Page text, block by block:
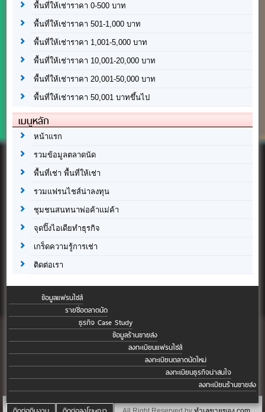
พื้นที่ให้เช่าราคา 0-500 บาท
พื้นที่ให้เช่าราคา 501-1,000 บาท
พื้นที่ให้เช่าราคา 1,001-5,000 บาท
พื้นที่ให้เช่าราคา 10,001-20,000 บาท
พื้นที่ให้เช่าราคา 20,001-50,000 บาท
พื้นที่ให้เช่าราคา 50,001 บาทขึ้นไป
เมนูหลัก
หน้าแรก
รวมข้อมูลตลาดนัด
พื้นที่เช่า พื้นที่ให้เช่า
รวมแฟรนไชส์น่าลงทุน
ชุมชนสนทนาพ่อค้าแม่ค้า
จุดปิ๊งไอเดียทำธุรกิจ
เกร็ดความรู้การเช่า
ติดต่อเรา
ข้อมูลแฟรนไชส์
รายชื่อตลาดนัด
ธุรกิจ Case Study
ข้อมูลร้านขายส่ง
ลงทะเบียนแฟรนไชส์
ลงทะเบียนตลาดนัดใหม่
ลงทะเบียนธุรกิจน่าสนใจ
ลงทะเบียนร้านขายส่ง